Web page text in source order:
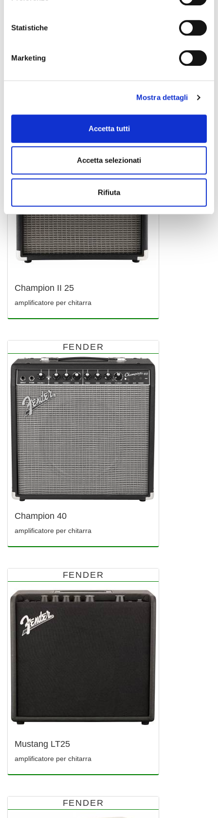
Statistiche
Marketing
Mostra dettagli
Accetta tutti
Accetta selezionati
Rifiuta
Acoustasonic 15
Champion II 25
amplificatore per chitarra
FENDER
Champion 40
amplificatore per chitarra
FENDER
Mustang LT25
amplificatore per chitarra
FENDER